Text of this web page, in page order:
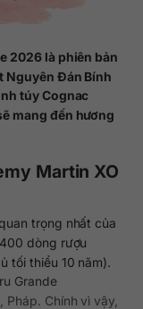
2026 là phiên bản
Nguyên Đán Bính
túy Cognac
mang đến hương
Martin XO
trọng nhất của
dòng rượu
tối thiểu 10 năm).
Grande
Chính vì vậy,